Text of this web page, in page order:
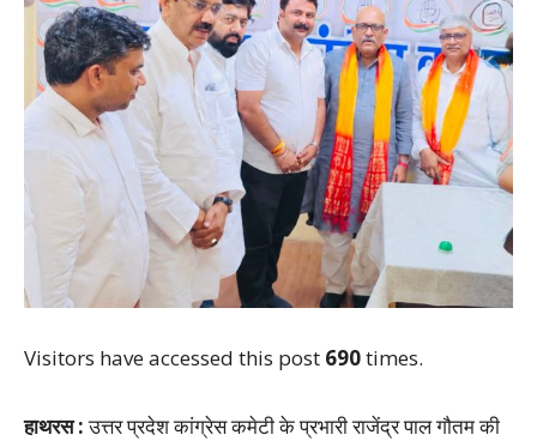
Visitors have accessed this post 690times.
हाथरस :उत्तर प्रदेश कांग्रेस कमेटी के प्रभारी राजेंद्र पाल गौतम की